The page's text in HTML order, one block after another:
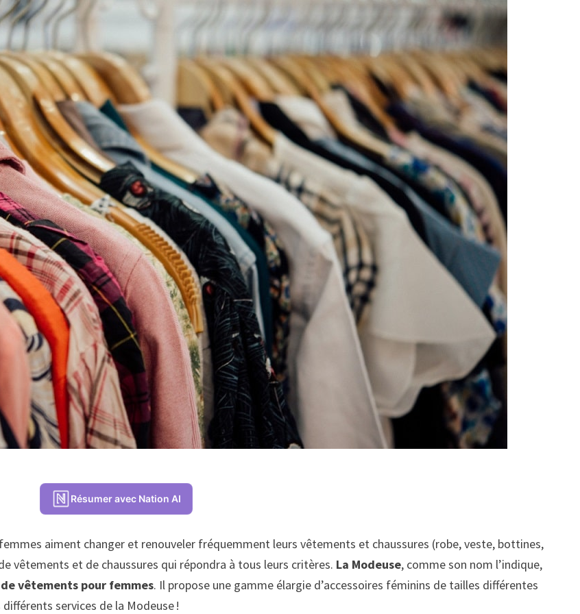
Résumer avec Nation AI
aiment changer et renouveler fréquemment leurs vêtements et chaussures (robe, veste, bottines,
vêtements et de chaussures qui répondra à tous leurs critères. La Modeuse, comme son nom l’indique,
vêtements pour femmes. Il propose une gamme élargie d’accessoires féminins de tailles différentes
services de la Modeuse !